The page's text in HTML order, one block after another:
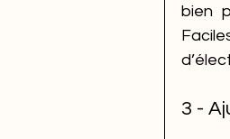
bien
3 -